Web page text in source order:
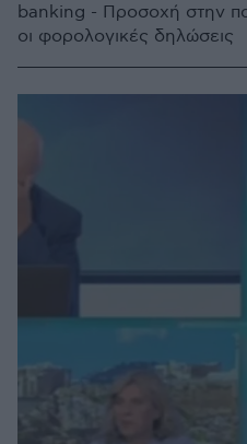
banking - Προσοχή στην
οι φορολογικές δηλώσεις